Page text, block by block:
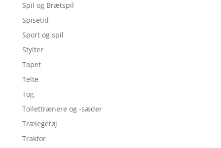
Spil og Brætspil
Spisetid
Sport og spil
Stylter
Tapet
Telte
Tog
Toilettrænere og -sæder
Trælegetøj
Traktor